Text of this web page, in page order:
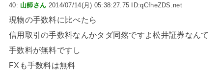
40: 山師さん 2014/07/14(月) 05:38:27.75 ID:qCfheZDS.net
現物の手数料に比べたら
信用取引の手数料なんかタダ同然ですよ松井証券なんて
手数料が無料ですし
FXも手数料は無料